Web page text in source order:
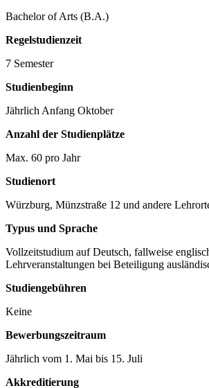
Bachelor of Arts (B.A.)
Regelstudienzeit
7 Semester
Studienbeginn
Jährlich Anfang Oktober
Anzahl der Studienplätze
Max. 60 pro Jahr
Studienort
Würzburg, Münzstraße 12 und andere
Typus und Sprache
Vollzeitstudium auf Deutsch, fallweise
Lehrveranstaltungen bei Beteiligung
Studiengebühren
Keine
Bewerbungszeitraum
Jährlich vom 1. Mai bis 15. Juli
Akkreditierung